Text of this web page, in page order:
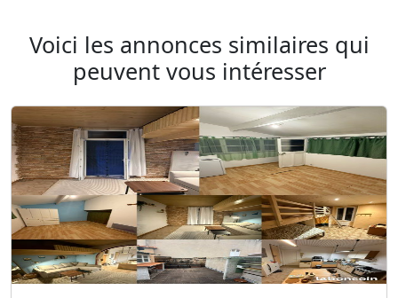
Voici les annonces similaires qui
peuvent vous intéresser